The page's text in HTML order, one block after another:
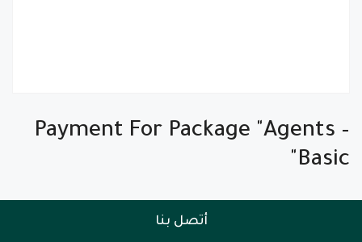
Payment For Package "Agents –
Basic"
أتصل بنا